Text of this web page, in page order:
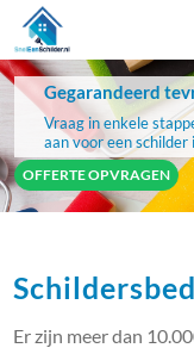
Gegarandeerd
Vraag in enkele
aan voor een schilder
OFFERTE OPVRAGEN
Er zijn meer dan